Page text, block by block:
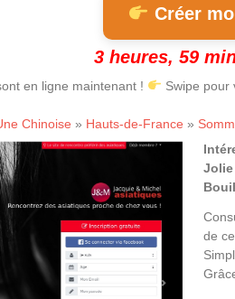
Créer
3 heures, 59
en ligne maintenant ! Swipe pour
Chinoise » Hauts-de-France »
Jolie
de